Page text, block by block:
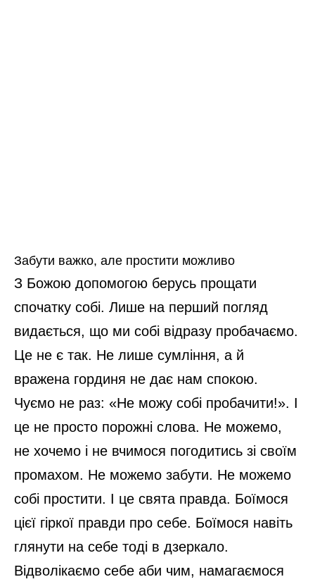
Забути важко, але простити можливо
З Божою допомогою берусь прощати
спочатку собі. Лише на перший погляд
видається, що ми собі відразу пробачаємо.
Це не є так. Не лише сумління, а й
вражена гординя не дає нам спокою.
Чуємо не раз: «Не можу собі пробачити!». І
це не просто порожні слова. Не можемо,
не хочемо і не вчимося погодитись зі своїм
промахом. Не можемо забути. Не можемо
собі простити. І це свята правда. Боїмося
цієї гіркої правди про себе. Боїмося навіть
глянути на себе тоді в дзеркало.
Відволікаємо себе аби чим, намагаємося